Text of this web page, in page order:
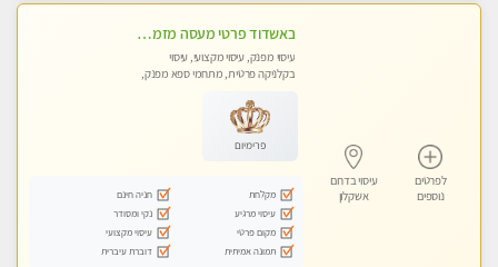
לפרטים
נוספים
עיסוי בדרום
אשקלון
באשדוד פרטי מעסה מזמינה אותך לעיסוי מפנק ! פינוק מרגיע שרות vip מובטח. ללא מין !!
עיסוי מפנק, עיסוי מקצועי, עיסוי
בקלניקה פרטית, מתחמי ספא מפנק,
פרימיום
מקלחת
חניה חינם
עיסוי מרגיע
נקי ומסודר
מקום פרטי
עיסוי מקצועי
תמונה אמיתית
דוברת עיברית